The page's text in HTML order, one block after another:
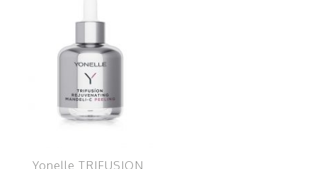
Yonelle TRIFUSION